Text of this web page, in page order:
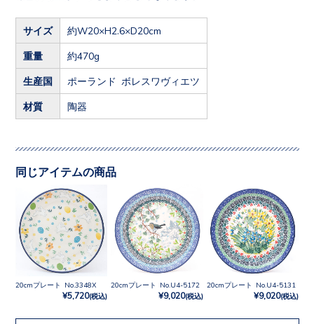
サイズ 約W20×H2.6×D20cm
重量 約470g
生産国 ポーランド ボレスワヴィエツ
材質 陶器
同じアイテムの商品
20cmプレート No.3348X
¥5,720(税込)
20cmプレート No.U4-5172
¥9,020(税込)
20cmプレート No.U4-5131
¥9,020(税込)